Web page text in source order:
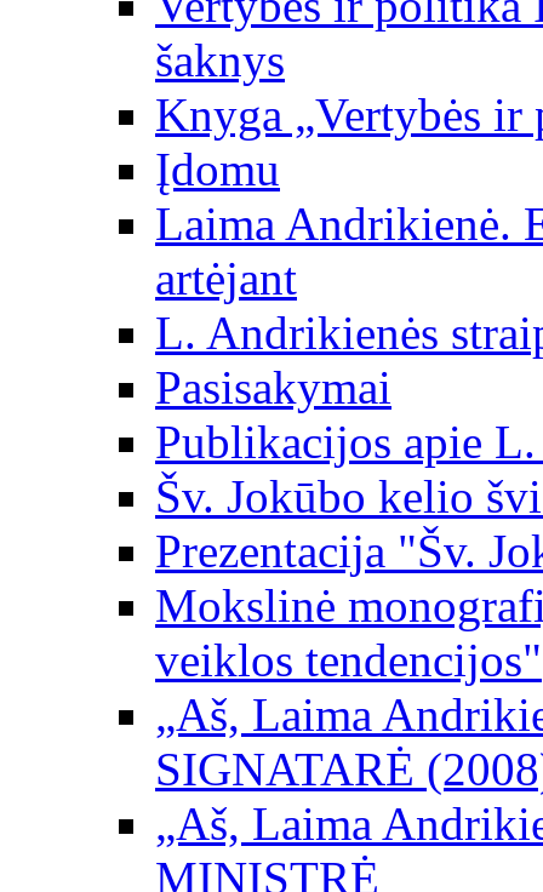
šaknys
Knyga „Vertybės
Įdomu
Laima Andrikienė.
artėjant
L. Andrikienės
Pasisakymai
Publikacijos apie
Šv. Jokūbo kelio
Prezentacija "Šv.
Mokslinė
veiklos tendencijos"
„Aš, Laima
SIGNATARĖ
„Aš, Laima
MINISTRĖ